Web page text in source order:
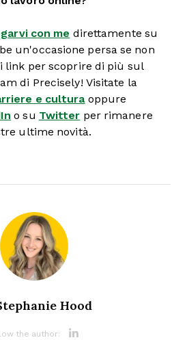
con me direttamente su
un'occasione persa se non
link per scoprire di più sul
di Precisely! Visitate la
e culturaoppure
o su Twitter per rimanere
ultime novità.
Hood
the author: